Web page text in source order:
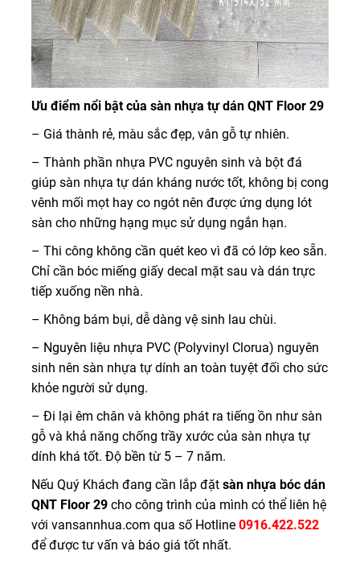
Ưu điểm nổi bật của sàn nhựa tự dán QNT Floor 29
– Giá thành rẻ, màu sắc đẹp, vân gỗ tự nhiên.
– Thành phần nhựa PVC nguyên sinh và bột đá
giúp sàn nhựa tự dán kháng nước tốt, không bị cong
vênh mối mọt hay co ngót nên được ứng dụng lót
sàn cho những hạng mục sử dụng ngắn hạn.
– Thi công không cần quét keo vì đã có lớp keo sẵn.
Chỉ cần bóc miếng giấy decal mặt sau và dán trực
tiếp xuống nền nhà.
– Không bám bụi, dễ dàng vệ sinh lau chùi.
– Nguyên liệu nhựa PVC (Polyvinyl Clorua) nguyên
sinh nên sàn nhựa tự dính an toàn tuyệt đối cho sức
khỏe người sử dụng.
– Đi lại êm chân và không phát ra tiếng ồn như sàn
gỗ và khả năng chống trầy xước của sàn nhựa tự
dính khá tốt. Độ bền từ 5 – 7 năm.
Nếu Quý Khách đang cần lắp đặt sàn nhựa bóc dán
QNT Floor 29 cho công trình của mình có thể liên hệ
với vansannhua.com qua số Hotline 0916.422.522
để được tư vấn và báo giá tốt nhất.